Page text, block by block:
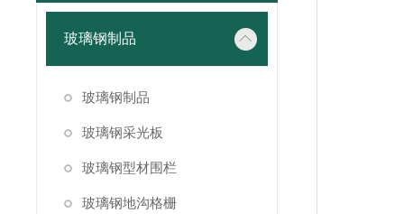
玻璃钢制品
玻璃钢制品
玻璃钢采光板
玻璃钢型材围栏
玻璃钢地沟格栅